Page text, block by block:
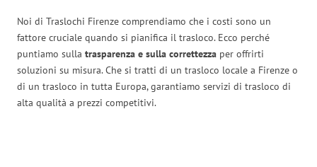
Noi di Traslochi Firenze comprendiamo che i costi sono un
fattore cruciale quando si pianifica il trasloco. Ecco perché
puntiamo sulla trasparenza e sulla correttezza per offrirti
soluzioni su misura. Che si tratti di un trasloco locale a Firenze o
di un trasloco in tutta Europa, garantiamo servizi di trasloco di
alta qualità a prezzi competitivi.